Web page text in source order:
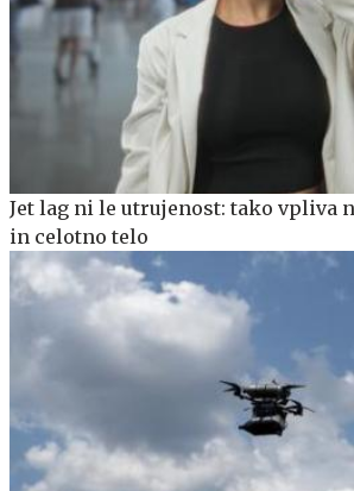
Jet lag ni le utrujenost: tako vpliva
in celotno telo